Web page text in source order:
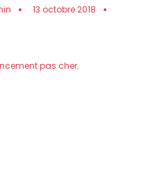
13 octobre 2018
pas cher,